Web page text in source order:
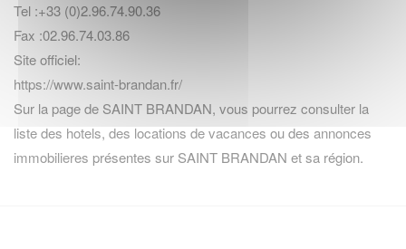
Tel :+33 (0)2.96.74.90.36
Fax :02.96.74.03.86
Site officiel:
https://www.saint-brandan.fr/
Sur la page de SAINT BRANDAN, vous pourrez consulter la
liste des hotels, des locations de vacances ou des annonces
immobilieres présentes sur SAINT BRANDAN et sa région.